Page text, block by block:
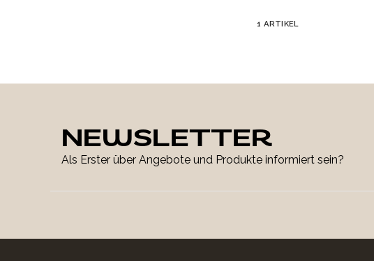
1 ARTIKEL
NEWSLETTER
Als Erster über Angebote und Produkte informiert sein?